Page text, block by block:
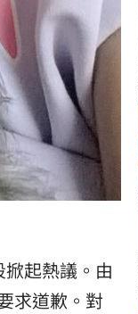
起熱議。由
求道歉。對